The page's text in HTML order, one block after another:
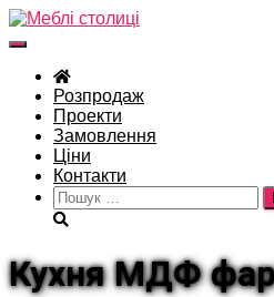
Перемкнути
навігацію
Розпродаж
Проекти
Замовлення
Ціни
Контакти
Пошук:
Кухня МДФ